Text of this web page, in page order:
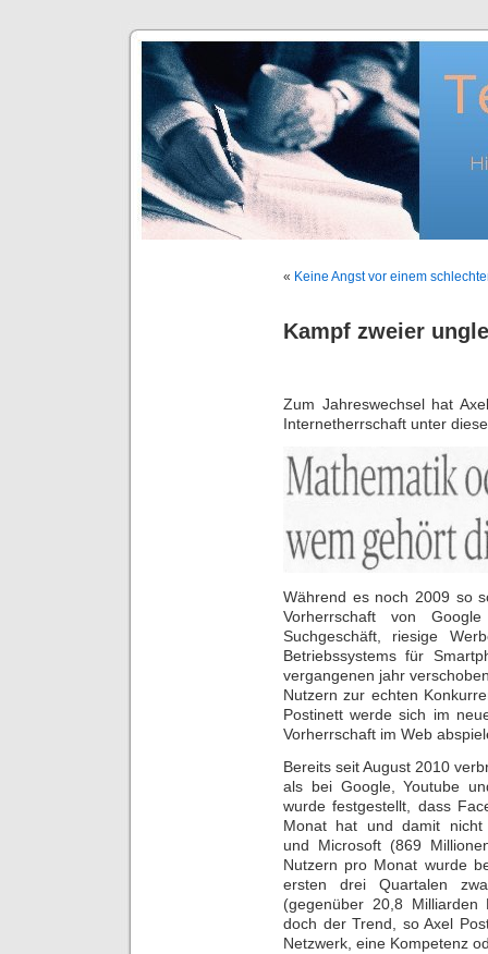
« Keine Angst vor einem
Kampf zweier
Zum Jahreswechsel hat
Internetherrschaft unter
Während es noch 2009 so
Vorherrschaft von
Suchgeschäft, riesige
Betriebssystems für
vergangenen jahr
Nutzern zur echten
Postinett werde sich im
Vorherrschaft im Web
Bereits seit August 2010
als bei Google, Youtube
wurde festgestellt, dass
Monat hat und damit
und Microsoft (869
Nutzern pro Monat wurde
ersten drei Quartalen
(gegenüber 20,8
doch der Trend, so Axel
Netzwerk, eine Kompetenz